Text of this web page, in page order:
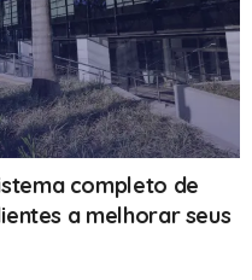
completo de
a melhorar seus